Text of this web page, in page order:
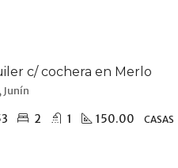
c/ cochera en Merlo
Junín
2 1 150.00 CASAS